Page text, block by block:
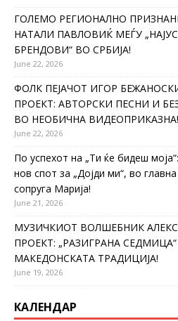
ГОЛЕМО РЕГИОНАЛНО
НАТАЛИ ПАВЛОВИЌ МЕЃУ
БРЕНДОВИ“ ВО СРБИЈА!
June 22, 2026
ФОЛК ПЕЈАЧОТ ИГОР
ПРОЕКТ: АВТОРСКИ ПЕСНИ И
ВО НЕОБИЧНА ВИДЕОПРИКАЗНА!
June 22, 2026
По успехот на „Ти ќе бидеш
нов спот за „Дојди ми“, во
сопруга Марија!
June 21, 2026
МУЗИЧКИОТ ВОЛШЕБНИК
ПРОЕКТ: „РАЗИГРАНА
МАКЕДОНСКАТА ТРАДИЦИЈА!
June 19, 2026
КАЛЕНДАР